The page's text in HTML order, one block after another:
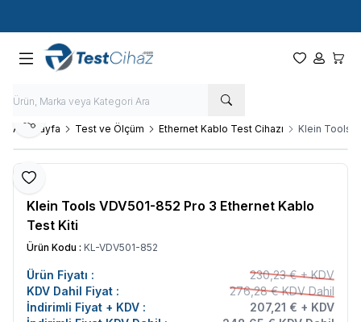
Ana Sayfa Test ve Ölçüm Ethernet Kablo Test Cihazı Klein Tools
Favoriye Ekle
Paylaş
Klein Tools VDV501-852 Pro 3 Ethernet Kablo
Test Kiti
Ürün Kodu : KL-VDV501-852
Ürün Fiyatı :
230,23 € + KDV
KDV Dahil Fiyat :
276,28 € KDV Dahil
İndirimli Fiyat + KDV :
207,21 € + KDV